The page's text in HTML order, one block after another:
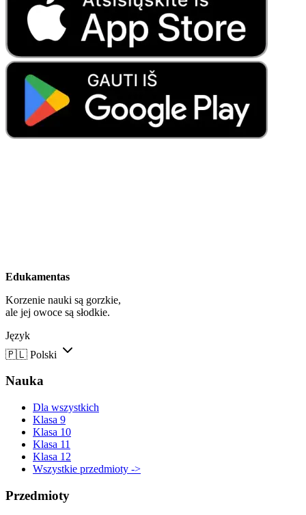
Edukamentas
Korzenie nauki są gorzkie,
ale jej owoce są słodkie.
Język
🇵🇱 Polski
Nauka
Dla wszystkich
Klasa 9
Klasa 10
Klasa 11
Klasa 12
Wszystkie przedmioty ->
Przedmioty